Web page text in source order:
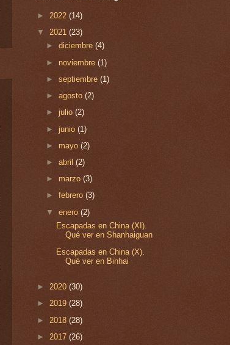
► 2022 (14)
▼ 2021 (23)
►diciembre(4)
► noviembre(1)
►septiembre(1)
►agosto(2)
► julio(2)
►junio(1)
► mayo(2)
►abril(2)
► marzo(3)
►febrero(3)
▼enero(2)
Escapadas en China (XI).
Qué ver en Shanhaiguan
Escapadas en China (X).
Qué ver en Binhai
► 2020 (30)
► 2019 (28)
► 2018 (28)
► 2017 (26)